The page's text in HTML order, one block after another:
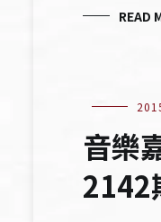
READ
音樂
2142